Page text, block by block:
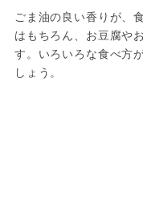
ごま油の良い香りが、
はもちろん、お豆腐や
す。いろいろな食べ方
しょう。